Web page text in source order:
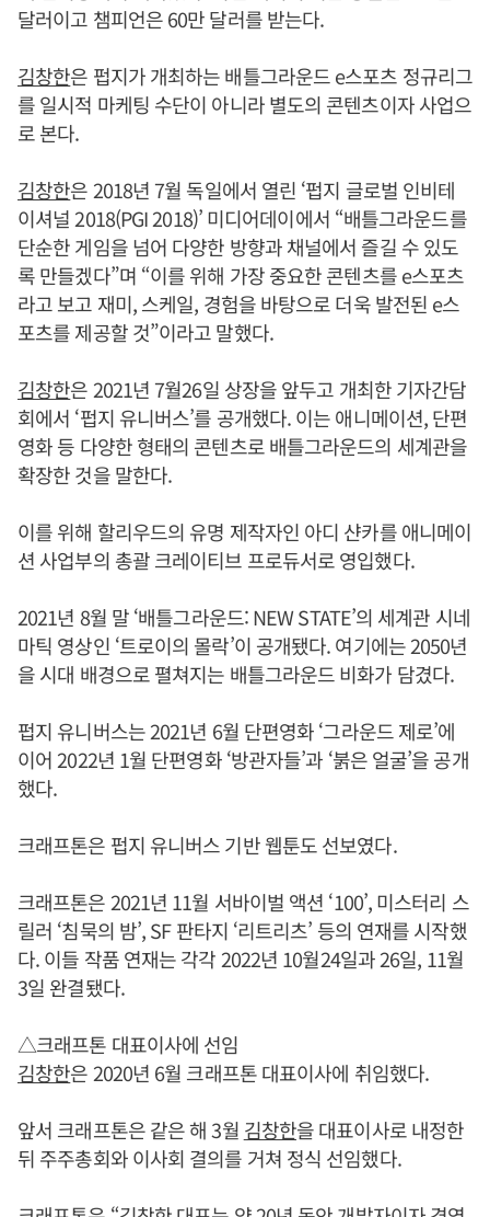
달러이고 챔피언은 60만 달러를 받는다.
김창한은 펍지가 개최하는 배틀그라운드 e스포츠 정규리그
를 일시적 마케팅 수단이 아니라 별도의 콘텐츠이자 사업으
로 본다.
김창한은 2018년 7월 독일에서 열린 ‘펍지 글로벌 인비테
이셔널 2018(PGI 2018)’ 미디어데이에서 “배틀그라운드를
단순한 게임을 넘어 다양한 방향과 채널에서 즐길 수 있도
록 만들겠다”며 “이를 위해 가장 중요한 콘텐츠를 e스포츠
라고 보고 재미, 스케일, 경험을 바탕으로 더욱 발전된 e스
포츠를 제공할 것”이라고 말했다.
김창한은 2021년 7월26일 상장을 앞두고 개최한 기자간담
회에서 ‘펍지 유니버스’를 공개했다. 이는 애니메이션, 단편
영화 등 다양한 형태의 콘텐츠로 배틀그라운드의 세계관을
확장한 것을 말한다.
이를 위해 할리우드의 유명 제작자인 아디 샨카를 애니메이
션 사업부의 총괄 크레이티브 프로듀서로 영입했다.
2021년 8월 말 ‘배틀그라운드: NEW STATE’의 세계관 시네
마틱 영상인 ‘트로이의 몰락’이 공개됐다. 여기에는 2050년
을 시대 배경으로 펼쳐지는 배틀그라운드 비화가 담겼다.
펍지 유니버스는 2021년 6월 단편영화 ‘그라운드 제로’에
이어 2022년 1월 단편영화 ‘방관자들’과 ‘붉은 얼굴’을 공개
했다.
크래프톤은 펍지 유니버스 기반 웹툰도 선보였다.
크래프톤은 2021년 11월 서바이벌 액션 ‘100’, 미스터리 스
릴러 ‘침묵의 밤’, SF 판타지 ‘리트리츠’ 등의 연재를 시작했
다. 이들 작품 연재는 각각 2022년 10월24일과 26일, 11월
3일 완결됐다.
△크래프톤 대표이사에 선임
김창한은 2020년 6월 크래프톤 대표이사에 취임했다.
앞서 크래프톤은 같은 해 3월 김창한을 대표이사로 내정한
뒤 주주총회와 이사회 결의를 거쳐 정식 선임했다.